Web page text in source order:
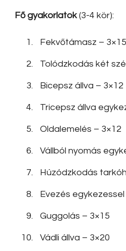
Fő gyakorlatok(3-4 kör):
Fekvőtámasz – 3×15
Tolódzkodás két
Bicepsz állva – 3×12
Tricepsz állva
Oldalemelés – 3×12
Vállból nyomás
Húzódzkodás
Evezés egykezessel
Guggolás – 3×15
Vádli állva – 3×20